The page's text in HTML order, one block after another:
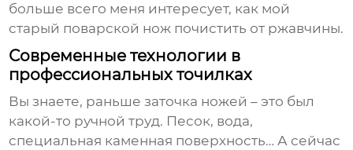
больше всего меня интересует, как мой
старый поварской нож почистить от ржавчины.
Современные технологии в
профессиональных точилках
Вы знаете, раньше заточка ножей – это был
какой-то ручной труд. Песок, вода,
специальная каменная поверхность… А сейчас